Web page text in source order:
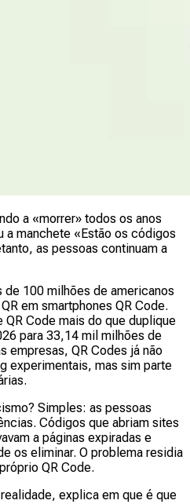
a «morrer» todos os anos
a manchete «Estão os códigos
as pessoas continuam a
100 milhões de americanos
em smartphones QR Code.
Code mais do que duplique
para 33,14 mil milhões de
empresas, QR Codes já não
experimentais, mas sim parte
Simples: as pessoas
Códigos que abriam sites
a páginas expiradas e
os eliminar. O problema residia
QR Code.
explica em que é que